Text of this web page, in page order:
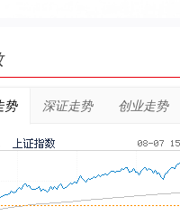
势 深证走势 创业走势